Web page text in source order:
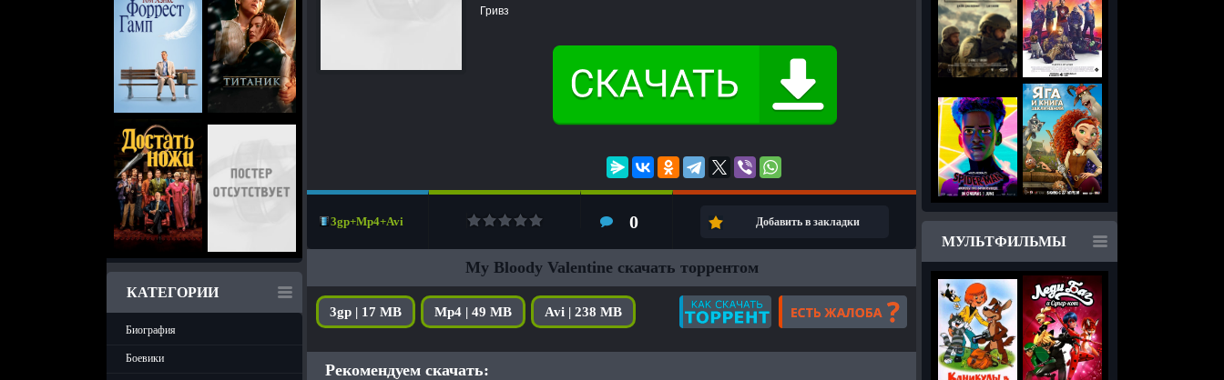
КАТЕГОРИИ
Биография
Боевики
Гривз
3gp+Mp4+Avi 0 Добавить в закладки
My Bloody Valentine скачать торрентом
3gp | 17 MB Mp4 | 49 MB Avi | 238 MB
Рекомендуем скачать:
МУЛЬТФИЛЬМЫ